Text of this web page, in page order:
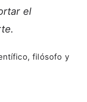
el
filósofo y